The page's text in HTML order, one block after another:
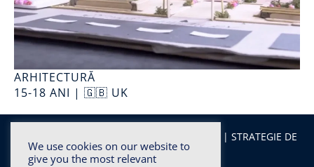
ARHITECTURĂ
15-18 ANI | 🇬🇧 UK
| STRATEGIE DE
CARIERĂ|TABERE|LICEE
We use cookies on our website to
give you the most relevant